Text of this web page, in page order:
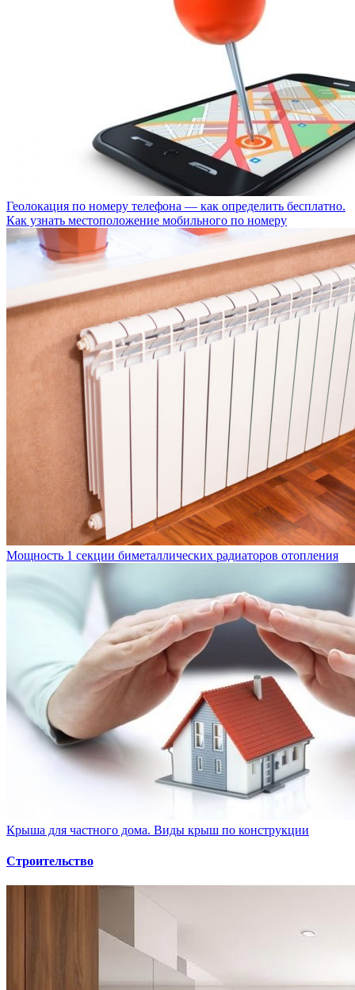
Геолокация по номеру телефона — как определить бесплатно.
Как узнать местоположение мобильного по номеру
Мощность 1 секции биметаллических радиаторов отопления
Крыша для частного дома. Виды крыш по конструкции
Строительство